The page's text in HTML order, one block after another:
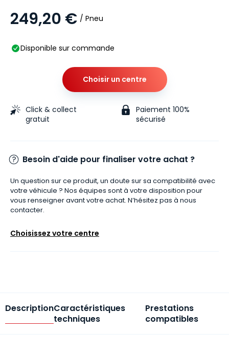
249,20 € / Pneu
Disponible sur commande
Choisir un centre
Click & collect
gratuit
Paiement 100%
sécurisé
Besoin d'aide pour finaliser votre achat ?
Un question sur ce produit, un doute sur sa compatibilité avec
votre véhicule ? Nos équipes sont à votre disposition pour
vous renseigner avant votre achat. N’hésitez pas à nous
contacter.
Choisissez votre centre
DescriptionCaractéristiques
techniques
Prestations
compatibles